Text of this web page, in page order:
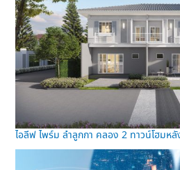
ไอลีฟ ไพร์ม ลำลูกกา คลอง 2 ทาวน์โฮมหลั